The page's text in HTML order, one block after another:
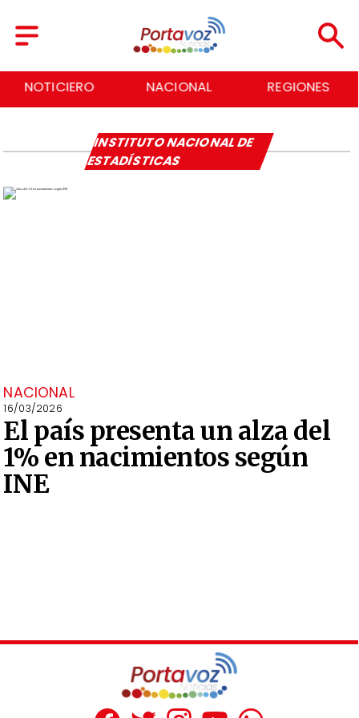
NOTICIERO NACIONAL REGIONES
NACIONAL
16/03/2026
El país presenta un alza del
1% en nacimientos según
INE
INSTITUTO NACIONAL DE
ESTADÍSTICAS